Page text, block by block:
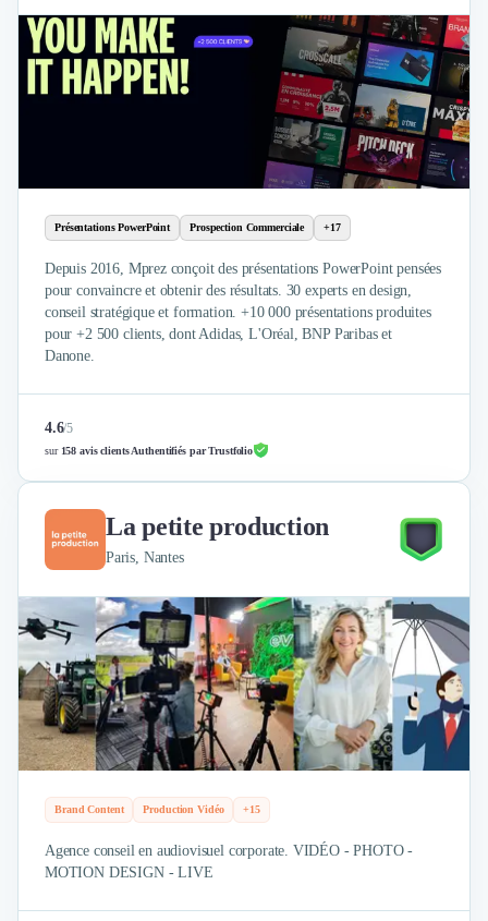
Présentations PowerPoint Prospection Commerciale +17
Depuis 2016, Mprez conçoit des présentations PowerPoint pensées
pour convaincre et obtenir des résultats. 30 experts en design,
conseil stratégique et formation. +10 000 présentations produites
pour +2 500 clients, dont Adidas, L'Oréal, BNP Paribas et
Danone.
4.6/5
sur 158 avis clients Authentifiés par Trustfolio
La petite production
Paris, Nantes
Brand Content Production Vidéo +15
Agence conseil en audiovisuel corporate. VIDÉO - PHOTO -
MOTION DESIGN - LIVE